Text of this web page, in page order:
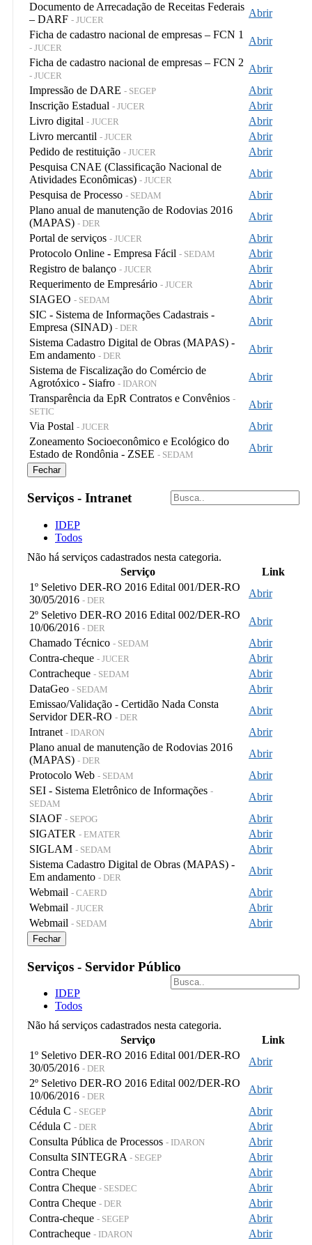
Documento de Arrecadação de Receitas Federais
– DARF - JUCER
Abrir
Ficha de cadastro nacional de empresas – FCN 1
- JUCER
Abrir
Ficha de cadastro nacional de empresas – FCN 2
- JUCER
Abrir
Impressão de DARE - SEGEP
Abrir
Inscrição Estadual - JUCER
Abrir
Livro digital - JUCER
Abrir
Livro mercantil - JUCER
Abrir
Pedido de restituição - JUCER
Abrir
Pesquisa CNAE (Classificação Nacional de
Atividades Econômicas) - JUCER
Abrir
Pesquisa de Processo - SEDAM
Abrir
Plano anual de manutenção de Rodovias 2016
(MAPAS) - DER
Abrir
Portal de serviços - JUCER
Abrir
Protocolo Online - Empresa Fácil - SEDAM
Abrir
Registro de balanço - JUCER
Abrir
Requerimento de Empresário - JUCER
Abrir
SIAGEO - SEDAM
Abrir
SIC - Sistema de Informações Cadastrais -
Empresa (SINAD) - DER
Abrir
Sistema Cadastro Digital de Obras (MAPAS) -
Em andamento - DER
Abrir
Sistema de Fiscalização do Comércio de
Agrotóxico - Siafro - IDARON
Abrir
Transparência da EpR Contratos e Convênios -
SETIC
Abrir
Via Postal - JUCER
Abrir
Zoneamento Socioeconômico e Ecológico do
Estado de Rondônia - ZSEE - SEDAM
Abrir
Fechar
Serviços - Intranet
IDEP
Todos
Não há serviços cadastrados nesta categoria.
Serviço
Link
1º Seletivo DER-RO 2016 Edital 001/DER-RO
30/05/2016 - DER
Abrir
2º Seletivo DER-RO 2016 Edital 002/DER-RO
10/06/2016 - DER
Abrir
Chamado Técnico - SEDAM
Abrir
Contra-cheque - JUCER
Abrir
Contracheque - SEDAM
Abrir
DataGeo - SEDAM
Abrir
Emissao/Validação - Certidão Nada Consta
Servidor DER-RO - DER
Abrir
Intranet - IDARON
Abrir
Plano anual de manutenção de Rodovias 2016
(MAPAS) - DER
Abrir
Protocolo Web - SEDAM
Abrir
SEI - Sistema Eletrônico de Informações -
SEDAM
Abrir
SIAOF - SEPOG
Abrir
SIGATER - EMATER
Abrir
SIGLAM - SEDAM
Abrir
Sistema Cadastro Digital de Obras (MAPAS) -
Em andamento - DER
Abrir
Webmail - CAERD
Abrir
Webmail - JUCER
Abrir
Webmail - SEDAM Abrir
Fechar
Serviços - Servidor Público
IDEP
Todos
Não há serviços cadastrados nesta categoria.
Serviço
Link
1º Seletivo DER-RO 2016 Edital 001/DER-RO
30/05/2016 - DER
Abrir
2º Seletivo DER-RO 2016 Edital 002/DER-RO
10/06/2016 - DER
Abrir
Cédula C - SEGEP
Abrir
Cédula C - DER
Abrir
Consulta Pública de Processos - IDARON
Abrir
Consulta SINTEGRA - SEGEP
Abrir
Contra Cheque
Abrir
Contra Cheque - SESDEC
Abrir
Contra Cheque - DER
Abrir
Contra-cheque - SEGEP
Abrir
Contracheque - IDARON
Abrir